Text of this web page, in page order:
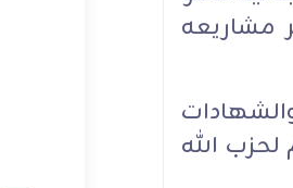
مشاريعه
الله